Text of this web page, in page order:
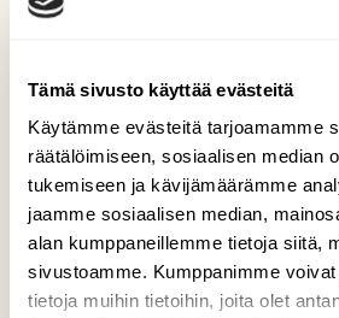
Tämä sivusto käyttää evästeitä
Käytämme evästeitä tarjoamamme
räätälöimiseen, sosiaalisen median
tukemiseen ja kävijämäärämme
jaamme sosiaalisen median,
alan kumppaneillemme tietoja siitä,
sivustoamme. Kumppanimme
tietoja muihin tietoihin, joita olet
Isä ja
Käpytikkojen
Kuvaaja: marianne
Kilpailun